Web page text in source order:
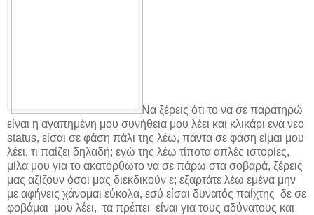
Να ξέρεις ότι το να σε παρατηρώ
είναι η αγαπημένη μου συνήθεια μου λέει και κλικάρι ενα νεο
status, είσαι σε φάση πάλι της λέω, πάντα σε φάση είμαι μου
λέει, τι παίζει δηλαδή; εγώ της λέω τίποτα απλές ιστορίες,
μίλα μου για το ακατόρθωτο να σε πάρω στα σοβαρά, ξέρεις
μας αξίζουν όσοι μας διεκδικούν ε; εξαρτάτε λέω εμένα μην
με αφήνεις χάνομαι εύκολα, εσύ είσαι δυνατός παίχτης δε σε
φοβάμαι μου λέει, τα πρέπει είναι για τους αδύνατους και